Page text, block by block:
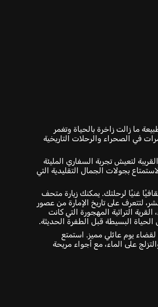
ما زالت زاخرة بالحياة وتغمر
في الصحراء والرحلات التاريخية
لتعيش تجربة السفاري المليئة
بجولات الجمال التقليدية التي
غنيًا لرحلتك. يمكنك زيارة متحف
لتتعرف على تاريخ الإمارة من عصور
التراثية المهجورة التي كانت
البسيطة قبل الطفرة الحديثة.
يوم عائلي مميز. استمتع
على الماء، مع أجواء مريحة